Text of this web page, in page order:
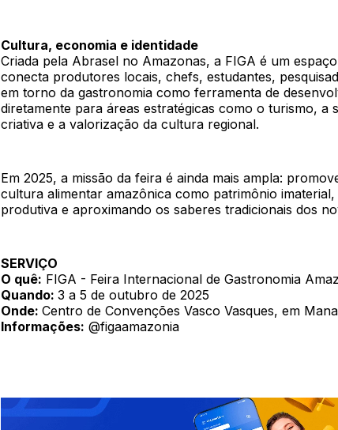
Cultura, economia e identidade
Criada pela Abrasel no Amazonas, a FIGA é um
conecta produtores locais, chefs, estudantes,
em torno da gastronomia como ferramenta de
diretamente para áreas estratégicas como o turismo, a
criativa e a valorização da cultura regional.
Em 2025, a missão da feira é ainda mais ampla:
cultura alimentar amazônica como patrimônio
produtiva e aproximando os saberes tradicionais dos
SERVIÇO
O quê: FIGA - Feira Internacional de Gastronomia
Quando: 3 a 5 de outubro de 2025
Onde: Centro de Convenções Vasco Vasques, em
Informações: @figaamazonia